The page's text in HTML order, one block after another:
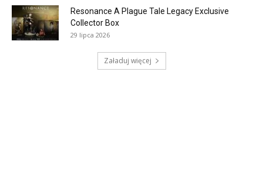
Resonance A Plague Tale Legacy Exclusive
Collector Box
29 lipca 2026
Załaduj więcej